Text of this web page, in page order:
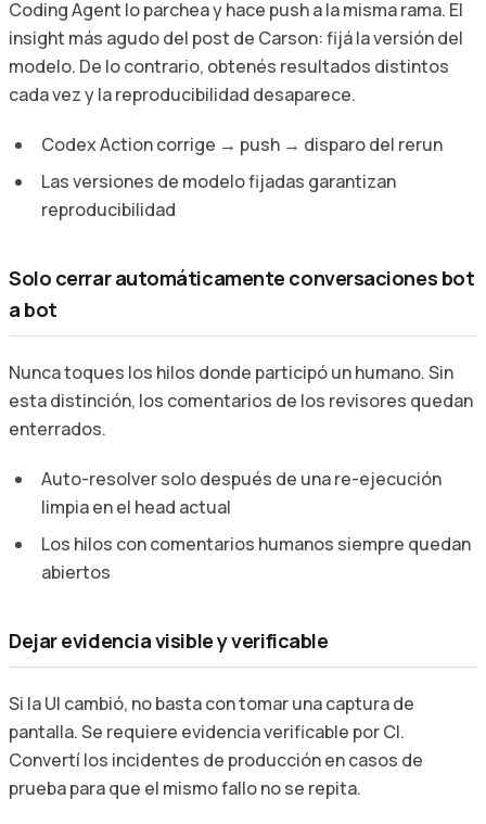
Coding Agent lo parchea y hace push a la misma rama. El
insight más agudo del post de Carson: fijá la versión del
modelo. De lo contrario, obtenés resultados distintos
cada vez y la reproducibilidad desaparece.
Codex Action corrige → push → disparo del rerun
Las versiones de modelo fijadas garantizan
reproducibilidad
Solo cerrar automáticamente conversaciones bot
a bot
Nunca toques los hilos donde participó un humano. Sin
esta distinción, los comentarios de los revisores quedan
enterrados.
Auto-resolver solo después de una re-ejecución
limpia en el head actual
Los hilos con comentarios humanos siempre quedan
abiertos
Dejar evidencia visible y verificable
Si la UI cambió, no basta con tomar una captura de
pantalla. Se requiere evidencia verificable por CI.
Convertí los incidentes de producción en casos de
prueba para que el mismo fallo no se repita.